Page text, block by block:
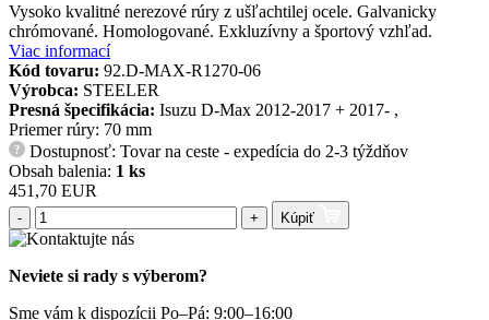
Vysoko kvalitné nerezové rúry z ušľachtilej ocele. Galvanicky
chrómované. Homologované. Exkluzívny a športový vzhľad.
Viac informací
Kód tovaru: 92.D-MAX-R1270-06
Výrobca: STEELER
Presná špecifikácia: Isuzu D-Max 2012-2017 + 2017- ,
Priemer rúry: 70 mm
?
Dostupnosť: Tovar na ceste - expedícia do 2-3 týždňov
Obsah balenia: 1 ks
451,70 EUR
- + Kúpiť
Neviete si rady s výberom?
Sme vám k dispozícii Po–Pá: 9:00–16:00